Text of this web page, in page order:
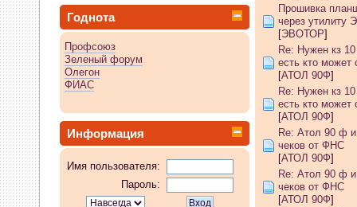
GenKass
whookey: если
бы.
05 Апреля 2026, 11:10:25
whookey:а комп видит ккт?
04 Апреля 2026, 23:05:03
GenKass :Я опять со своей
Годнота
Профсоюз
Зеленый форум
Олегон
ФИАС
Информация
Имя пользователя:
Пароль:
Прошивка
через утилиту
[ЭВОТОР]
Re: Нужен кз
есть кто может
[АТОЛ 90Ф]
Re: Нужен кз
есть кто может
[АТОЛ 90Ф]
Re: Атол 90 ф
чеков от ФНС
[АТОЛ 90Ф]
Re: Атол 90 ф
чеков от ФНС
[АТОЛ 90Ф]